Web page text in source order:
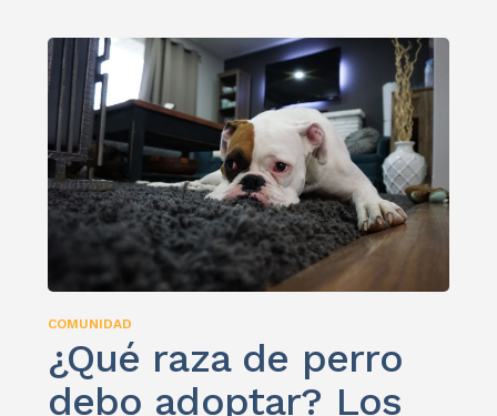
COMUNIDAD
¿Qué raza de perro
debo adoptar? Los